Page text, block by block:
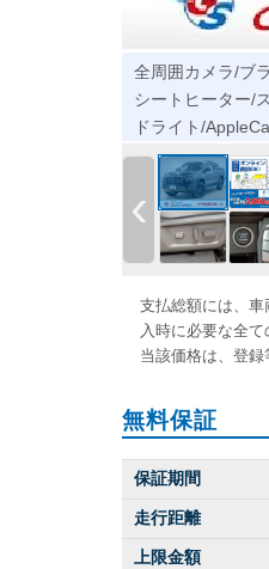
全周囲カメラ/ブ
シートヒーター/
ドライト/
‹
支払総額には、
入時に必要な全て
当該価格は、登録
無料保証
保証期間
走行距離
上限金額